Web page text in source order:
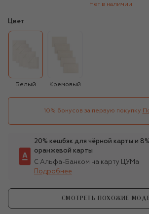
Нет в наличии
Цвет
Белый Кремовый
10% бонусов за первую покупку
20% кешбэк для чёрной карты и
оранжевой карты
С Альфа-Банком на карту ЦУМа
Подробнее
СМОТРЕТЬ ПОХОЖИЕ